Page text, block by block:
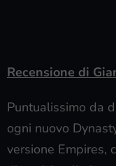
Recensione di
Puntualissimo da
ogni nuovo
versione Empires,